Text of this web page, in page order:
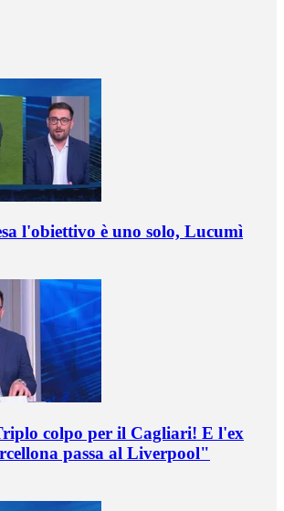
l'obiettivo è uno solo, Lucumì
colpo per il Cagliari! E l'ex
passa al Liverpool"